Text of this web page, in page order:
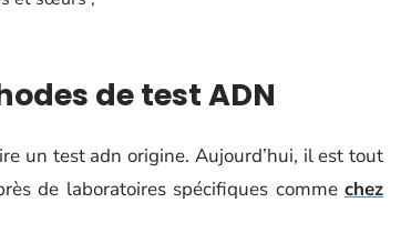
de test ADN
un test adn origine. Aujourd’hui, il est tout
de laboratoires spécifiques comme chez